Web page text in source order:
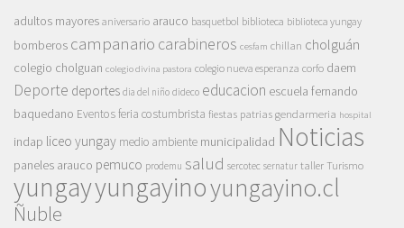
adultos mayores aniversario arauco basquetbol biblioteca biblioteca yungay
bomberos campanario carabineros cesfam chillan cholguán
colegio cholguan colegio divina pastora colegio nueva esperanza corfo daem
Deporte deportes dia del niño dideco educacion escuela fernando
baquedano Eventosferia costumbrista fiestas patrias gendarmeria hospital
indap liceo yungay medio ambiente municipalidad Noticias
paneles arauco pemuco prodemu salud sercotec sernatur taller Turismo
yungayyungayinoyungayino.cl
Ñuble